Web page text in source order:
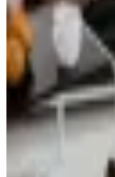
Formato SOAP en
6 de Agosto, 2026
¿Qué es la ética
1 de Agosto, 2026
Redes Sociales